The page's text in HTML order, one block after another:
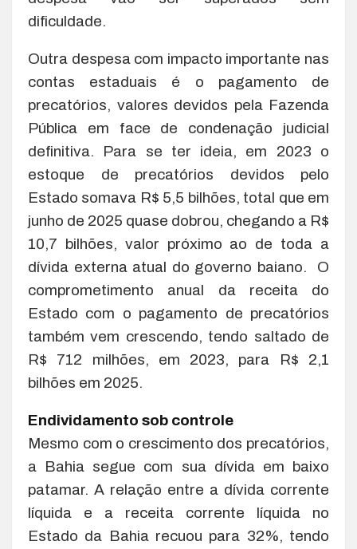
dificuldade.
Outra despesa com impacto importante nas
contas estaduais é o pagamento de
precatórios, valores devidos pela Fazenda
Pública em face de condenação judicial
definitiva. Para se ter ideia, em 2023 o
estoque de precatórios devidos pelo
Estado somava R$ 5,5 bilhões, total que em
junho de 2025 quase dobrou, chegando a R$
10,7 bilhões, valor próximo ao de toda a
dívida externa atual do governo baiano. O
comprometimento anual da receita do
Estado com o pagamento de precatórios
também vem crescendo, tendo saltado de
R$ 712 milhões, em 2023, para R$ 2,1
bilhões em 2025.
Endividamento sob controle
Mesmo com o crescimento dos precatórios,
a Bahia segue com sua dívida em baixo
patamar. A relação entre a dívida corrente
líquida e a receita corrente líquida no
Estado da Bahia recuou para 32%, tendo